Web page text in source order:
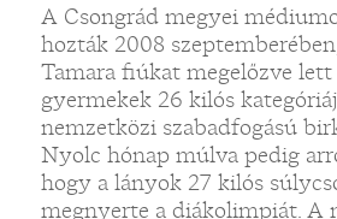
A Csongrád megyei
hozták 2008
Tamara fiúkat megelőzve lett
gyermekek 26 kilós
nemzetközi szabadfogású
Nyolc hónap múlva pedig
hogy a lányok 27 kilós
megnyerte a diákolimpiát. A